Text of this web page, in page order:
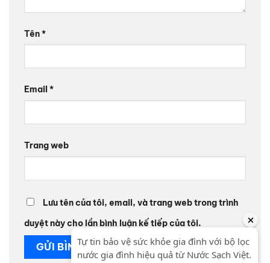
Tên*
Email *
Trang web
Lưu tên của tôi, email, và trang web trong trình
duyệt này cho lần bình luận kế tiếp của tôi.